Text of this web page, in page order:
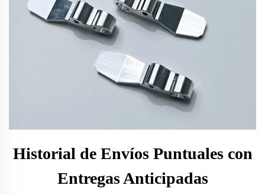
Historial de Envíos Puntuales con
Entregas Anticipadas